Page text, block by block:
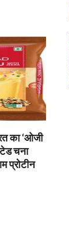
का ‘ओजी
चना
प्रोटीन